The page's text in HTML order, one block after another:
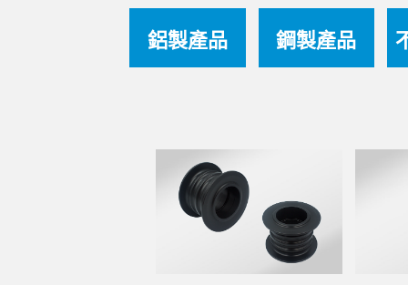
鋁製產品 鋼製產品